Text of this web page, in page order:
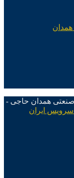
همدان حاجی -
ایران